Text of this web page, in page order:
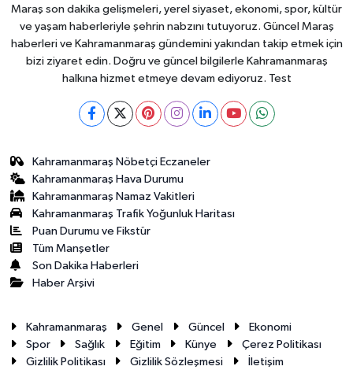
Maraş son dakika gelişmeleri, yerel siyaset, ekonomi, spor, kültür
ve yaşam haberleriyle şehrin nabzını tutuyoruz. Güncel Maraş
haberleri ve Kahramanmaraş gündemini yakından takip etmek için
bizi ziyaret edin. Doğru ve güncel bilgilerle Kahramanmaraş
halkına hizmet etmeye devam ediyoruz. Test
Kahramanmaraş Nöbetçi Eczaneler
Kahramanmaraş Hava Durumu
Kahramanmaraş Namaz Vakitleri
Kahramanmaraş Trafik Yoğunluk Haritası
Puan Durumu ve Fikstür
Tüm Manşetler
Son Dakika Haberleri
Haber Arşivi
Kahramanmaraş Genel Güncel
Ekonomi
Spor
Sağlık Eğitim Künye
Çerez Politikası
Gizlilik Politikası
Gizlilik Sözleşmesi İletişim